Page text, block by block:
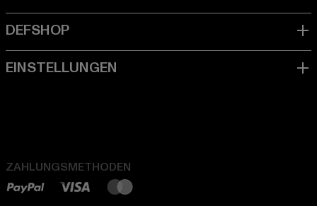
ZAHLUNGSMETHODEN